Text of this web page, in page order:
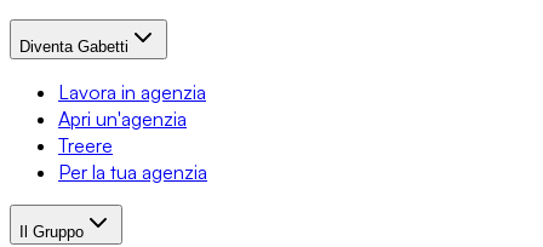
Diventa Gabetti
Lavora in agenzia
Apri un'agenzia
Treere
Per la tua agenzia
Il Gruppo